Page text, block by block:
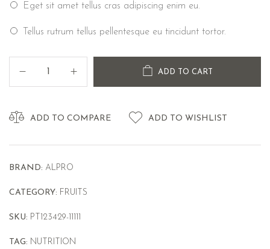
Eget sit amet tellus cras adipiscing enim eu.
Tellus rutrum tellus pellentesque eu tincidunt tortor.
ADD TO CART
ADD TO COMPARE ADD TO WISHLIST
BRAND: ALPRO
CATEGORY: FRUITS
SKU: PT123429-11111
TAG: NUTRITION